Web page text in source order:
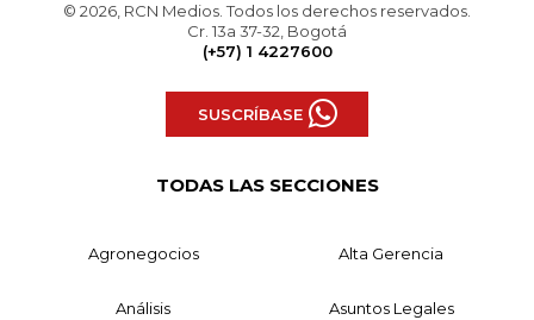
© 2026, RCN Medios. Todos los derechos reservados.
Cr. 13a 37-32, Bogotá
(+57) 1 4227600
SUSCRÍBASE
TODAS LAS SECCIONES
Agronegocios Alta Gerencia
Análisis Asuntos Legales